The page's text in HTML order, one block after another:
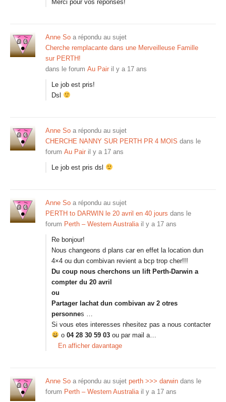
Merci pour vos reponses!
Anne So a répondu au sujet
Cherche remplacante dans une Merveilleuse Famille
sur PERTH!
dans le forum Au Pair il y a 17 ans
Le job est pris!
Dsl
Anne So a répondu au sujet
CHERCHE NANNY SUR PERTH PR 4 MOIS dans le
forum Au Pair il y a 17 ans
Le job est pris dsl
Anne So a répondu au sujet
PERTH to DARWIN le 20 avril en 40 jours dans le
forum Perth – Western Australia il y a 17 ans
Re bonjour!
Nous changeons d plans car en effet la location dun
4×4 ou dun combivan revient a bcp trop cher!!!
Du coup nous cherchons un lift Perth-Darwin a
compter du 20 avril
ou
Partager lachat dun combivan av 2 otres
personnes …
Si vous etes interesses nhesitez pas a nous contacter
o 04 28 30 59 03 ou par mail a…
En afficher davantage
Anne So a répondu au sujet perth >>> darwin dans le
forum Perth – Western Australia il y a 17 ans